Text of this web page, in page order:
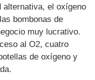
alternativa, el oxígeno
bombonas de
muy lucrativo.
al O2, cuatro
de oxígeno y